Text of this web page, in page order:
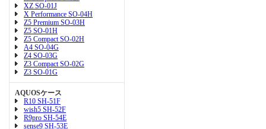
XZ SO-01J
X Performance SO-04H
Z5 Premium SO-03H
Z5 SO-01H
Z5 Compact SO-02H
A4 SO-04G
Z4 SO-03G
Z3 Compact SO-02G
Z3 SO-01G
AQUOSケース
R10 SH-51F
wish5 SH-52F
R9pro SH-54E
sense9 SH-53E